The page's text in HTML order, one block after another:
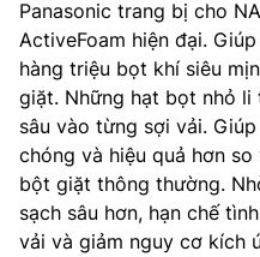
Panasonic trang bị cho
ActiveFoam hiện đại.
hàng triệu bọt khí siêu
giặt. Những hạt bọt nhỏ li
sâu vào từng sợi vải.
chóng và hiệu quả hơn
bột giặt thông thường.
sạch sâu hơn, hạn chế
vải và giảm nguy cơ kích